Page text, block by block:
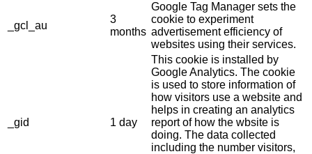
_gcl_au
3
months
Google Tag Manager sets the
cookie to experiment
advertisement efficiency of
websites using their services.
_gid 1 day
This cookie is installed by
Google Analytics. The cookie
is used to store information of
how visitors use a website and
helps in creating an analytics
report of how the wbsite is
doing. The data collected
including the number visitors,